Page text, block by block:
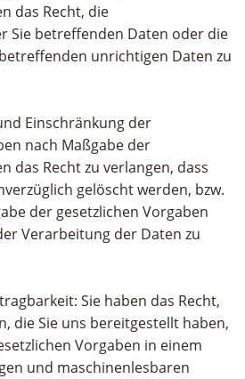
das Recht, die
Sie betreffenden Daten oder die
unrichtigen Daten zu
Einschränkung der
nach Maßgabe der
das Recht zu verlangen, dass
gelöscht werden, bzw.
der gesetzlichen Vorgaben
Verarbeitung der Daten zu
Sie haben das Recht,
die Sie uns bereitgestellt haben,
Vorgaben in einem
und maschinenlesbaren